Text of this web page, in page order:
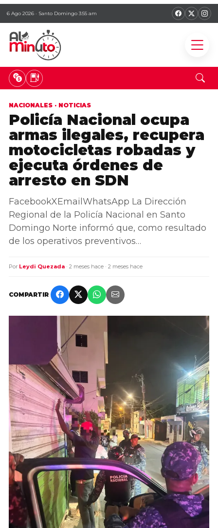
6 Ago 2026 · Santo Domingo 3:55 am
NACIONALES · NOTICIAS
Policía Nacional ocupa
armas ilegales, recupera
motocicletas robadas y
ejecuta órdenes de
arresto en SDN
FacebookXEmailWhatsApp La Dirección
Regional de la Policía Nacional en Santo
Domingo Norte informó que, como resultado
de los operativos preventivos…
Por Leydi Quezada · 2 meses hace · 2 meses hace
COMPARTIR